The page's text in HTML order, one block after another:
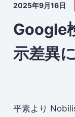
2025年9月16日
Google
示差異
平素より